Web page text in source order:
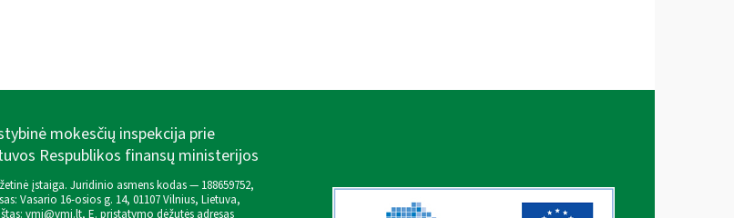
mokesčių inspekcija prie
Respublikos finansų ministerijos
įstaiga. Juridinio asmens kodas — 188659752,
Vasario 16-osios g. 14, 01107 Vilnius, Lietuva,
vmi@vmi.lt, E. pristatymo dėžutės adresas